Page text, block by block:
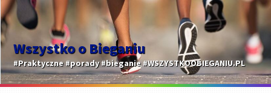
Wszystko o Bieganiu
#Praktyczne #porady #bieganie #WSZYSTKOOBIEGANIU.PL